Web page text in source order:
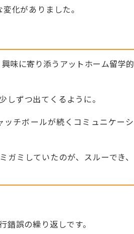
化がありました。
味に寄り添うアットホーム留学的
ずつ出てくるように。
チボールが続くコミュニケーシ
ミしていたのが、スルーでき、
誤の繰り返しです。